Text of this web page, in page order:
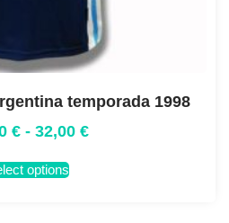
temporada 1998
€ - 32,00 €
options